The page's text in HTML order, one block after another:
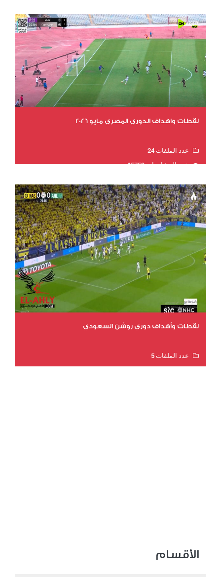
لقطات واهداف الدوري المصري مايو 2026
عدد الملفات 24
عدد المشاهدات 15759
لقطات وأهداف دوري روشن السعودي
عدد الملفات 5
الأقسام